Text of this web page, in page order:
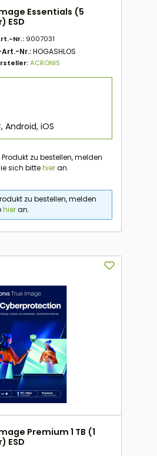
Essentials (5
ESD
Nr.: 9007031
Nr.:HOGASHLOS
ACRONIS
Android, iOS
zu bestellen, melden
sich bittehieran.
zu bestellen, melden
hieran.
Premium 1 TB (1
ESD